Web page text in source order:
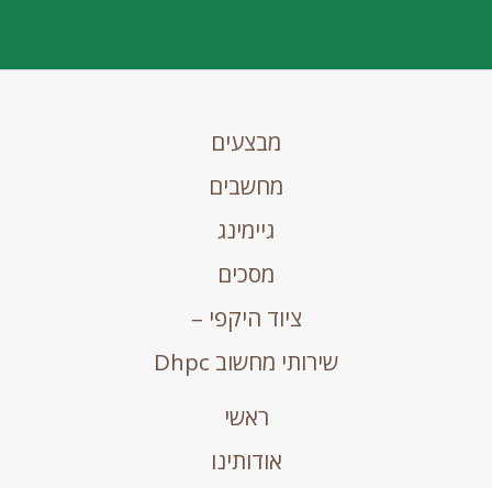
מבצעים
מחשבים
גיימינג
מסכים
ציוד היקפי –
שירותי מחשוב Dhpc
ראשי
אודותינו